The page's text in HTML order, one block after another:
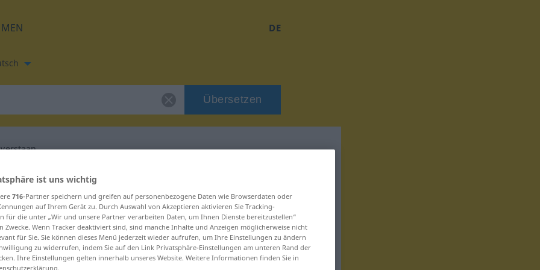
DE
Übersetzen
für "welteverstaan"
ist uns wichtig
716-Partner speichern und greifen auf personenbezogene Daten wie Browserdaten oder
auf Ihrem Gerät zu. Durch Auswahl von Akzeptieren aktivieren Sie Tracking-
für die unter „Wir und unsere Partner verarbeiten Daten, um Ihnen Dienste bereitzustellen“
Zwecke. Wenn Tracker deaktiviert sind, sind manche Inhalte und Anzeigen möglicherweise nicht
für Sie. Sie können dieses Menü jederzeit wieder aufrufen, um Ihre Einstellungen zu ändern
zu widerrufen, indem Sie auf den Link Privatsphäre-Einstellungen am unteren Rand der
Ihre Einstellungen gelten innerhalb unseres Website. Weitere Informationen finden Sie in